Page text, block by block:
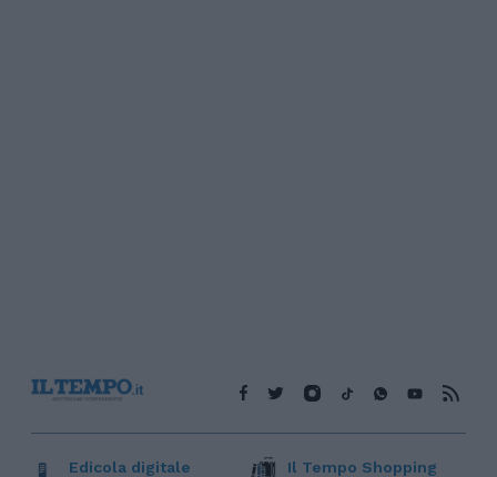
Edicola digitale Il Tempo Shopping